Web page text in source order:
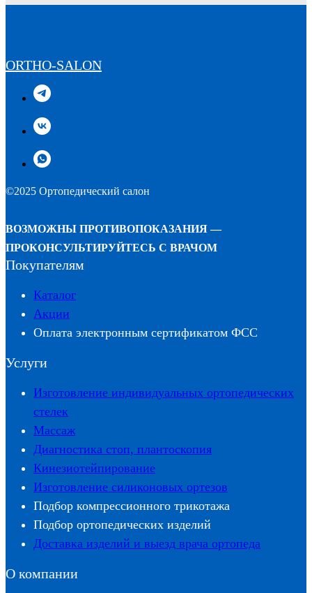
ORTHO-SALON
©2025 Ортопедический салон
ВОЗМОЖНЫ ПРОТИВОПОКАЗАНИЯ —
ПРОКОНСУЛЬТИРУЙТЕСЬ С ВРАЧОМ
Покупателям
Каталог
Акции
Оплата электронным сертификатом ФСС
Услуги
Изготовление индивидуальных ортопедических
стелек
Массаж
Диагностика стоп, плантоскопия
Кинезиотейпирование
Изготовление силиконовых ортезов
Подбор компрессионного трикотажа
Подбор ортопедических изделий
Доставка изделий и выезд врача ортопеда
О компании